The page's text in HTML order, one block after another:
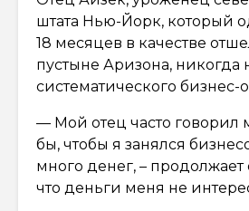
штата Нью-Йорк, который
18 месяцев в качестве
пустыне Аризона, никогда
систематического бизнес-
— Мой отец часто говорил
бы, чтобы я занялся
много денег, – продолжает
что деньги меня не